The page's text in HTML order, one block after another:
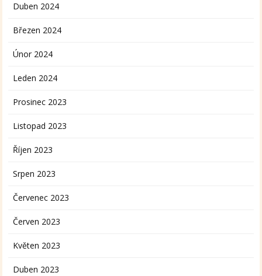
Duben 2024
Březen 2024
Únor 2024
Leden 2024
Prosinec 2023
Listopad 2023
Říjen 2023
Srpen 2023
Červenec 2023
Červen 2023
Květen 2023
Duben 2023